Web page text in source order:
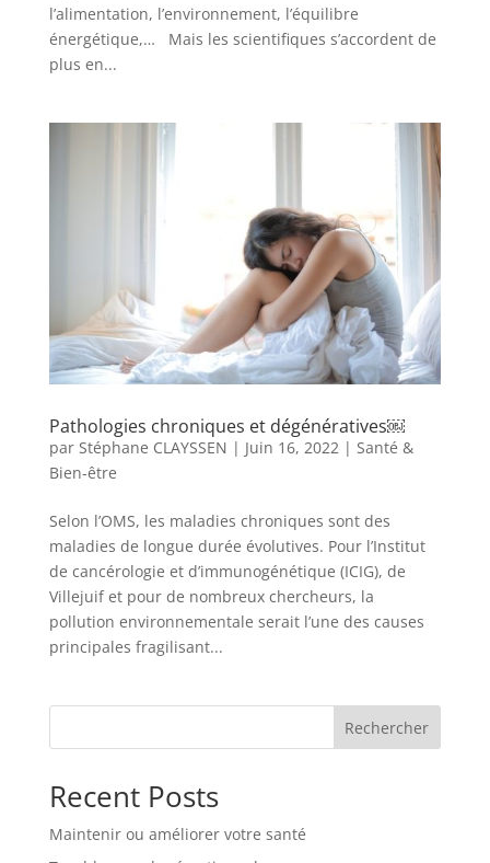
l’alimentation, l’environnement, l’équilibre
énergétique,… Mais les scientifiques s’accordent de
plus en...
Pathologies chroniques et dégénératives￼
par Stéphane CLAYSSEN | Juin 16, 2022| Santé &
Bien-être
Selon l’OMS, les maladies chroniques sont des
maladies de longue durée évolutives. Pour l’Institut
de cancérologie et d’immunogénétique (ICIG), de
Villejuif et pour de nombreux chercheurs, la
pollution environnementale serait l’une des causes
principales fragilisant...
Rechercher
Recent Posts
Maintenir ou améliorer votre santé